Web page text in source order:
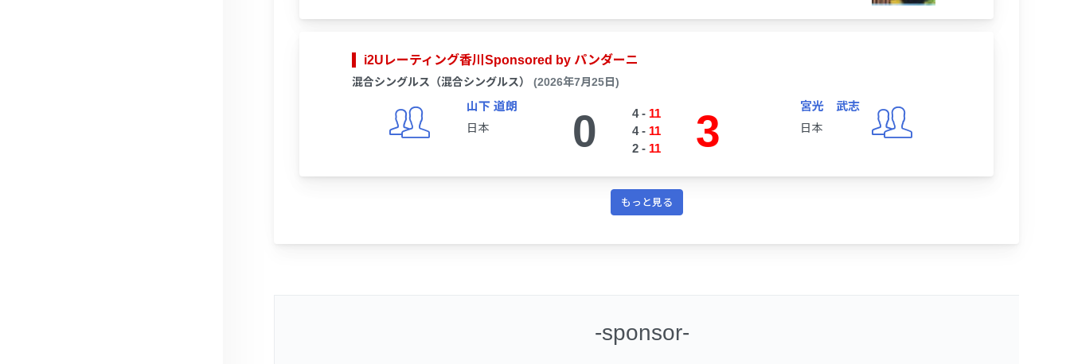
i2Uレーティング香川Sponsored by パンダーニ
混合シングルス（混合シングルス） (2026年7月25日)
山下 道朗
日本 0 4- 11
4- 11
2- 11 3
宮光 武志
日本
もっと見る
-sponsor-